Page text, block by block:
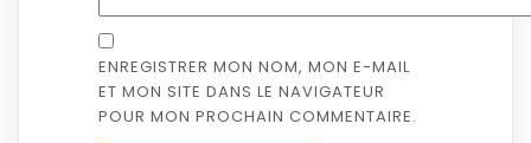
ENREGISTRER MON NOM, MON E-MAIL
ET MON SITE DANS LE NAVIGATEUR
POUR MON PROCHAIN COMMENTAIRE.